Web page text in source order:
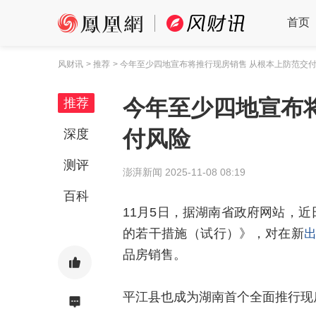
首页
风财讯 > 推荐 > 今年至少四地宣布将推行现房销售 从根本上防范交
推荐
深度
测评
百科
今年至少四地宣布
付风险
澎湃新闻 2025-11-08 08:19
11月5日，据湖南省政府网站，
的若干措施（试行）》，对在新
品房销售。
平江县也成为湖南首个全面推行